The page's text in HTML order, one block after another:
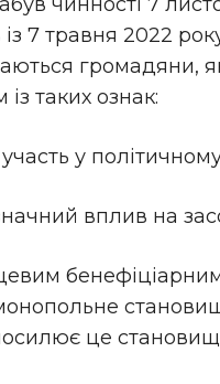
із 7 травня 2022
громадяни,
із таких ознак:
у
вплив на
це